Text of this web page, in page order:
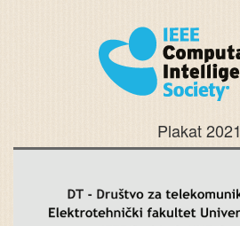
Plakat 2021